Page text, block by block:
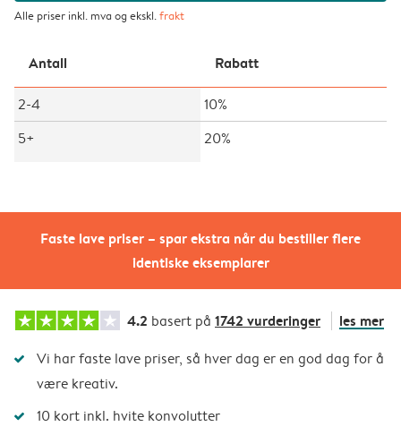
Faste lave priser – spar ekstra når du bestiller flere
identiske eksemplarer
Alle priser inkl. mva og ekskl.frakt
Antall Rabatt
2-4
10%
5+
20%
4.2 basert på 1742 vurderinger les mer
Vi har faste lave priser, så hver dag er en god dag for å
være kreativ.
10 kort inkl. hvite konvolutter